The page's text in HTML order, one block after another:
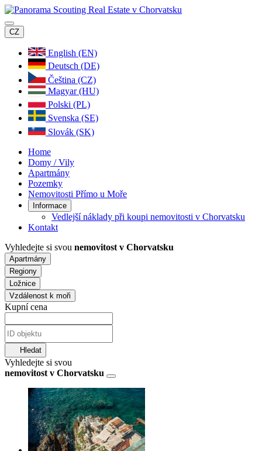
CZ
English (EN)
Deutsch (DE)
Čeština (CZ)
Magyar (HU)
Polski (PL)
Svenska (SE)
Slovák (SK)
Home
Domy / Vily
Apartmány
Pozemky
Nemovitosti Přímo u Moře
Informace
Vedlejší náklady při koupi nemovitosti v Chorvatsku
Kontakt
Vyhledejte si svou nemovitost v Chorvatsku
Apartmány
Regiony
Ložnice
Vzdálenost k moři
Kupní cena
Hledat
Vyhledejte si svou
nemovitost v Chorvatsku